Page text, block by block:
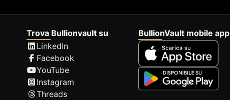
Trova Bullionvault su
LinkedIn
Facebook
YouTube
Instagram
Threads
BullionVault mobile app